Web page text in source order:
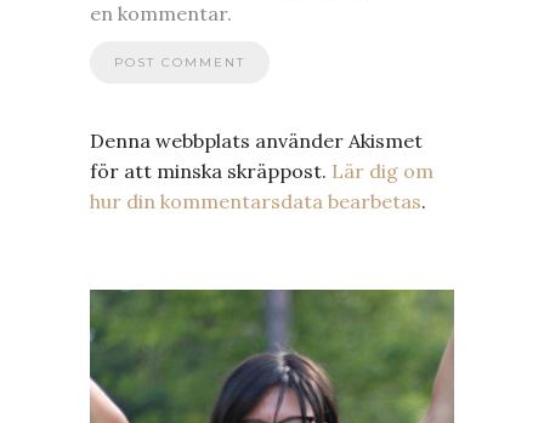
en kommentar.
Denna webbplats använder Akismet
för att minska skräppost. Lär dig om
hur din kommentarsdata bearbetas.